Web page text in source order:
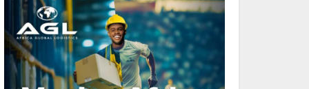
Cameroun : L’encours de la
dette publique s’établit à
15 607 milliards de FCFA, à
fin juin 2026, représentant
44,2 % du PIB